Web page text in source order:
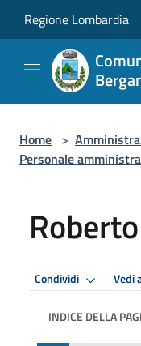
Regione Lombardia
Home >
Personale
Condividi Vedi
INDICE DELLA